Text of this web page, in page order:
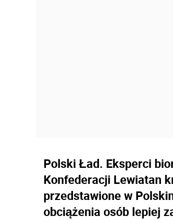
Polski Ład. Eksperci
Konfederacji Lewiatan
przedstawione w
obciążenia osób lepiej